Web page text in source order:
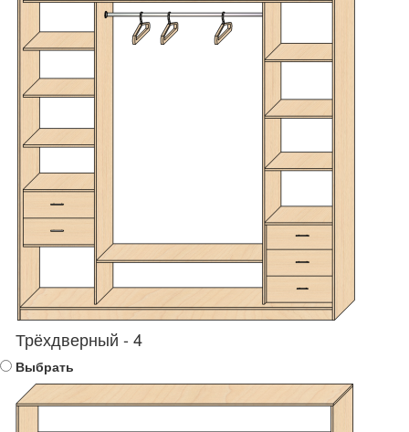
Трёхдверный - 4
Выбрать